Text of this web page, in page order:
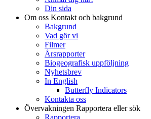
Din sida
Om oss Kontakt och bakgrund
Bakgrund
Vad gör vi
Filmer
Årsrapporter
Biogeografisk uppföljning
Nyhetsbrev
In English
Butterfly Indicators
Kontakta oss
Övervakningen Rapportera eller sök
Rapportera